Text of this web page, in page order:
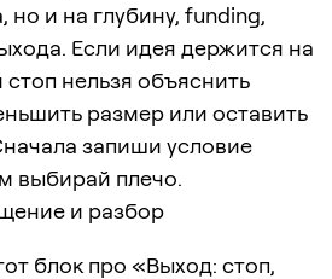
но и на глубину, funding,
Если идея держится на
нельзя объяснить
размер или оставить
запиши условие
выбирай плечо.
и разбор
блок про «Выход: стоп,